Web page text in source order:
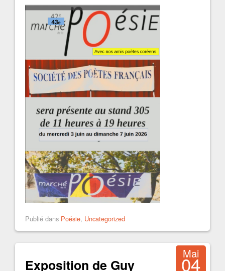
Publié dans Poésie, Uncategorized
Exposition de Guy
Mai
04